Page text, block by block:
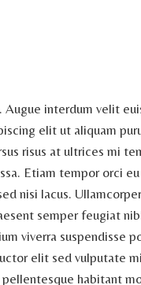
Augue interdum velit
elit ut aliquam
risus at ultrices mi
Etiam tempor orci
nisi lacus.
semper feugiat
viverra suspendisse
elit sed vulputate
habitant